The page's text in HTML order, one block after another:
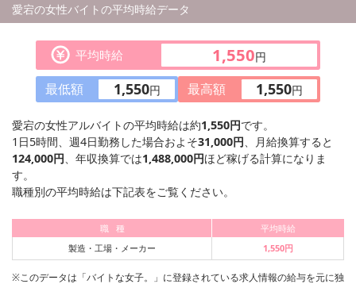
愛宕の女性バイトの平均時給データ
平均時給 1,550円
最低額 1,550円 最高額 1,550円
愛宕の女性アルバイトの平均時給は約1,550円です。
1日5時間、週4日勤務した場合およそ31,000円、月給換算すると
124,000円、年収換算では1,488,000円ほど稼げる計算になりま
す。
職種別の平均時給は下記表をご覧ください。
職 種
平均時給
製造・工場・メーカー
1,550円
※このデータは「バイトな女子。」に登録されている求人情報の給与を元に独